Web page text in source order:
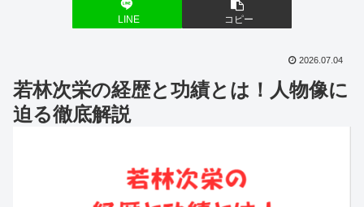
LINE コピー
2026.07.04
若林次栄の経歴と功績とは！人物像に
迫る徹底解説